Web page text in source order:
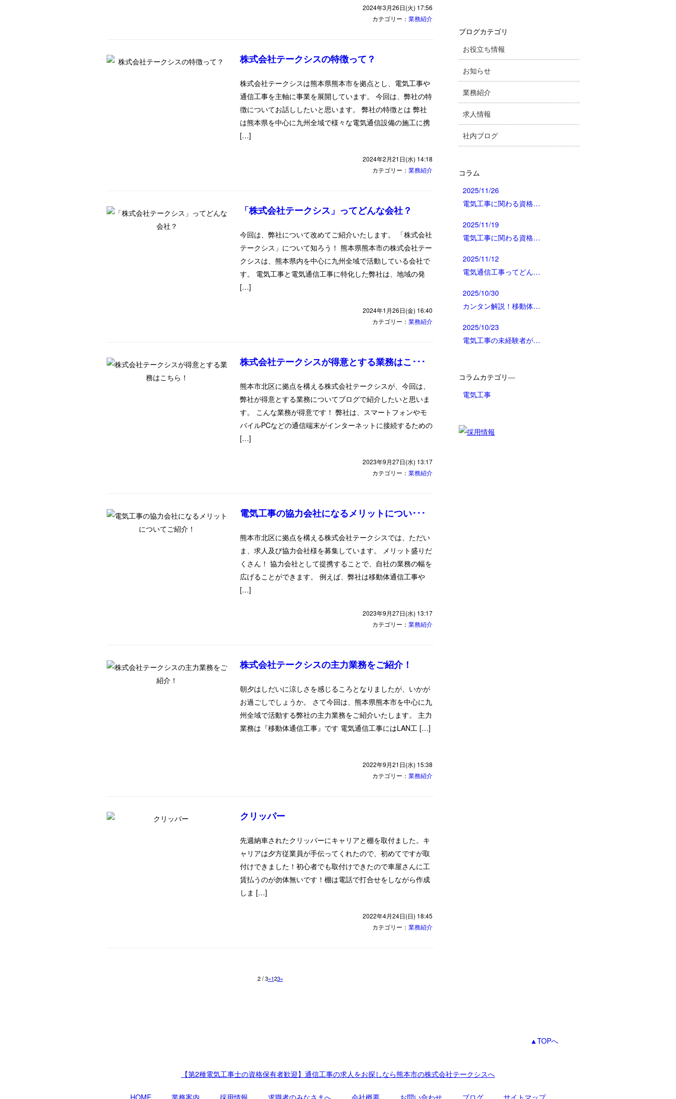
2024年3月26日(火) 17:56
カテゴリー： 業務紹介
株式会社テークシスの特徴って？
株式会社テークシスは熊本県熊本市を拠点とし、電気工事や
通信工事を主軸に事業を展開しています。 今回は、弊社の特
徴についてお話ししたいと思います。 弊社の特徴とは 弊社
は熊本県を中心に九州全域で様々な電気通信設備の施工に携
[…]
2024年2月21日(水) 14:18
カテゴリー： 業務紹介
「株式会社テークシス」ってどんな会社？
今回は、弊社について改めてご紹介いたします。 「株式会社
テークシス」について知ろう！ 熊本県熊本市の株式会社テー
クシスは、熊本県内を中心に九州全域で活動している会社で
す。 電気工事と電気通信工事に特化した弊社は、地域の発
[…]
2024年1月26日(金) 16:40
カテゴリー： 業務紹介
株式会社テークシスが得意とする業務はこ･･･
熊本市北区に拠点を構える株式会社テークシスが、今回は、
弊社が得意とする業務についてブログで紹介したいと思いま
す。 こんな業務が得意です！ 弊社は、スマートフォンやモ
バイルPCなどの通信端末がインターネットに接続するための
[…]
2023年9月27日(水) 13:17
カテゴリー： 業務紹介
電気工事の協力会社になるメリットについ･･･
熊本市北区に拠点を構える株式会社テークシスでは、ただい
ま、求人及び協力会社様を募集しています。 メリット盛りだ
くさん！ 協力会社として提携することで、自社の業務の幅を
広げることができます。 例えば、弊社は移動体通信工事や
[…]
2023年9月27日(水) 13:17
カテゴリー： 業務紹介
株式会社テークシスの主力業務をご紹介！
朝夕はしだいに涼しさを感じるころとなりましたが、いかが
お過ごしでしょうか。 さて今回は、熊本県熊本市を中心に九
州全域で活動する弊社の主力業務をご紹介いたします。 主力
業務は『移動体通信工事』です 電気通信工事にはLAN工 […]
2022年9月21日(水) 15:38
カテゴリー： 業務紹介
クリッパー
先週納車されたクリッパーにキャリアと棚を取付ました。キ
ャリアは夕方従業員が手伝ってくれたので、初めてですが取
付けできました！初心者でも取付けできたので車屋さんに工
賃払うのが勿体無いです！棚は電話で打合せをしながら作成
しま […]
2022年4月24日(日) 18:45
カテゴリー： 業務紹介
2 / 3«123»
ブログカテゴリ
お役立ち情報
お知らせ
業務紹介
求人情報
社内ブログ
コラム
2025/11/26
電気工事に関わる資格…
2025/11/19
電気工事に関わる資格…
2025/11/12
電気通信工事ってどん…
2025/10/30
カンタン解説！移動体…
2025/10/23
電気工事の未経験者が…
コラムカテゴリ―
電気工事
▲TOPへ
【第2種電気工事士の資格保有者歓迎】通信工事の求人をお探しなら熊本市の株式会社テークシスへ
HOME 業務案内 採用情報 求職者のみなさまへ 会社概要 お問い合わせ ブログ サイトマップ